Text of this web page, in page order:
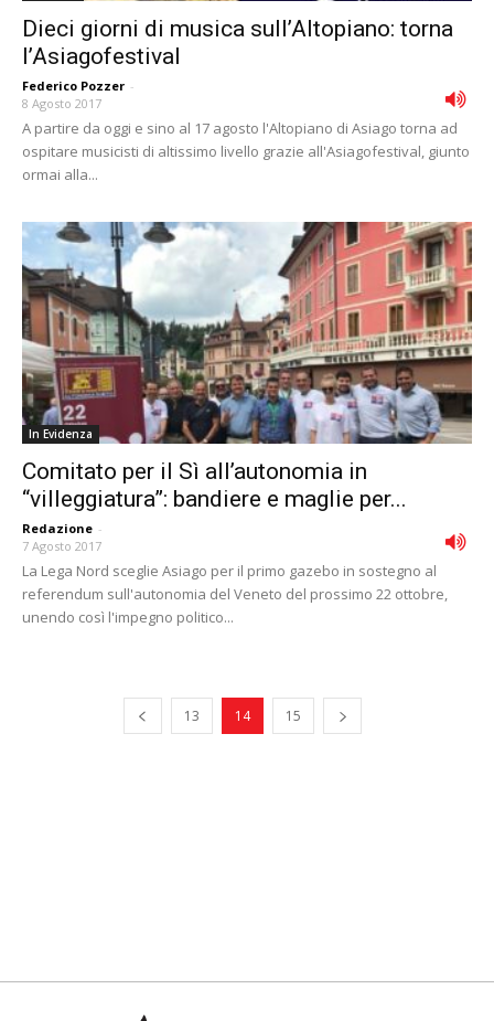
Dieci giorni di musica sull’Altopiano: torna
l’Asiagofestival
Federico Pozzer -
8 Agosto 2017
A partire da oggi e sino al 17 agosto l'Altopiano di Asiago torna ad
ospitare musicisti di altissimo livello grazie all'Asiagofestival, giunto
ormai alla...
In Evidenza
Comitato per il Sì all’autonomia in
“villeggiatura”: bandiere e maglie per...
Redazione -
7 Agosto 2017
La Lega Nord sceglie Asiago per il primo gazebo in sostegno al
referendum sull'autonomia del Veneto del prossimo 22 ottobre,
unendo così l'impegno politico...
13 14 15